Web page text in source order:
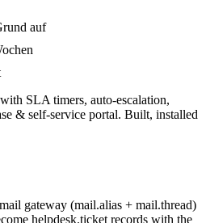
auf
SLA timers, auto-escalation,
& self-service portal. Built, installed
gateway (mail.alias + mail.thread)
helpdesk.ticket records with the